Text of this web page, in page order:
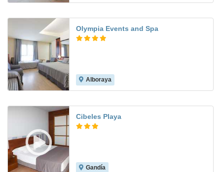
Olympia Events and Spa
Alboraya
Cibeles Playa
Gandía